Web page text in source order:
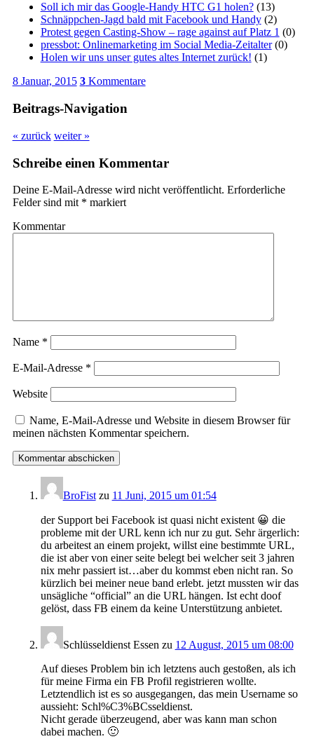
Soll ich mir das Google-Handy HTC G1 holen?(13)
Schnäppchen-Jagd bald mit Facebook und Handy(2)
Protest gegen Casting-Show – rage against auf Platz 1 (0)
pressbot: Onlinemarketing im Social Media-Zeitalter(0)
Holen wir uns unser gutes altes Internet zurück! (1)
8 Januar, 2015 3Kommentare
Beitrags-Navigation
« zurück weiter »
Schreibe einen Kommentar
Deine E-Mail-Adresse wird nicht veröffentlicht. Erforderliche
Felder sind mit * markiert
Kommentar
Name *
E-Mail-Adresse *
Website
Name, E-Mail-Adresse und Website in diesem Browser für
meinen nächsten Kommentar speichern.
BroFistzu 11 Juni, 2015 um 01:54
der Support bei Facebook ist quasi nicht existent 😀 die
probleme mit der URL kenn ich nur zu gut. Sehr ärgerlich:
du arbeitest an einem projekt, willst eine bestimmte URL,
die ist aber von einer seite belegt bei welcher seit 3 jahren
nix mehr passiert ist…aber du kommst eben nicht ran. So
kürzlich bei meiner neue band erlebt. jetzt mussten wir das
unsägliche “official” an die URL hängen. Ist echt doof
gelöst, dass FB einem da keine Unterstützung anbietet.
Schlüsseldienst Essen zu 12 August, 2015 um 08:00
Auf dieses Problem bin ich letztens auch gestoßen, als ich
für meine Firma ein FB Profil registrieren wollte.
Letztendlich ist es so ausgegangen, das mein Username so
aussieht: Schl%C3%BCsseldienst.
Nicht gerade überzeugend, aber was kann man schon
dabei machen. 🙂